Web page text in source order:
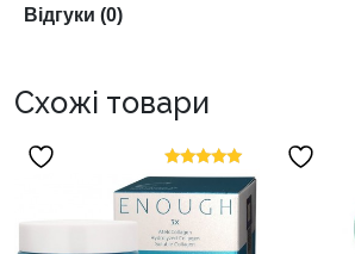
Відгуки (0)
Схожі товари
Оцінено в
5.00з 5